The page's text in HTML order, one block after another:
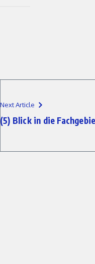
Next Article
(5) Blick in die